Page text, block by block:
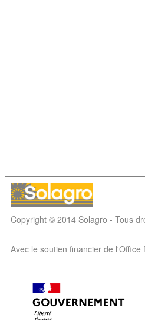
Copyright © 2014 Solagro - Tous
Avec le soutien financier de l'Office